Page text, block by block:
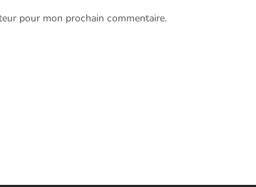
pour mon prochain commentaire.